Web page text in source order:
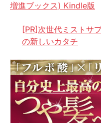
増進ブックス) Kindle版
[PR]次世代ミストサ
の新しいカタチ